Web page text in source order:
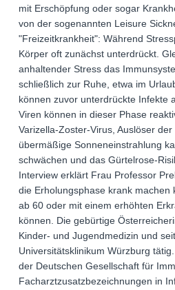
mit Erschöpfung oder sogar
von der sogenannten Leisure
"Freizeitkrankheit": Während
Körper oft zunächst unterdrückt.
anhaltender Stress das
schließlich zur Ruhe, etwa im
können zuvor unterdrückte Infekte
Viren können in dieser Phase
Varizella-Zoster-Virus, Auslöser
übermäßige Sonneneinstrahlung
schwächen und das Gürtelrose-
Interview erklärt Frau Professor
die Erholungsphase krank machen
ab 60 oder mit einem erhöhten
können. Die gebürtige
Kinder- und Jugendmedizin und
Universitätsklinikum Würzburg
der Deutschen Gesellschaft für
Facharztzusatzbezeichnungen in